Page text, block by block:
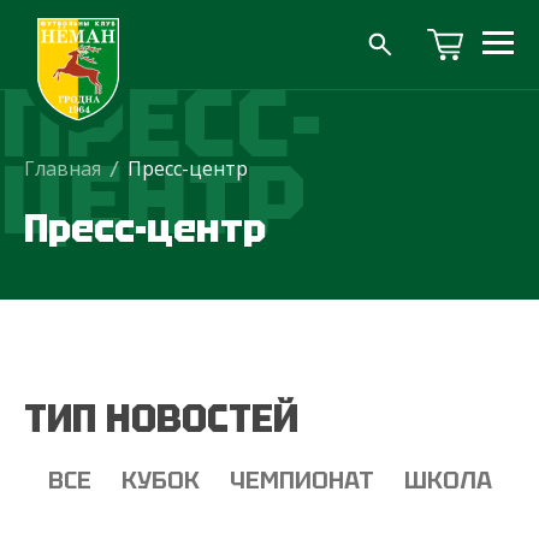
ПРЕСС-
ЦЕНТР
Главная / Пресс-центр
Пресс-центр
ТИП НОВОСТЕЙ
ВСЕ КУБОК ЧЕМПИОНАТ ШКОЛА